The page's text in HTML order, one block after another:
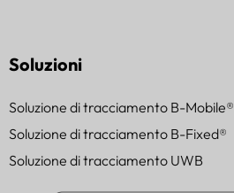
Soluzioni
Soluzione di tracciamento B-Mobile®
Soluzione di tracciamento B-Fixed®
Soluzione di tracciamento UWB